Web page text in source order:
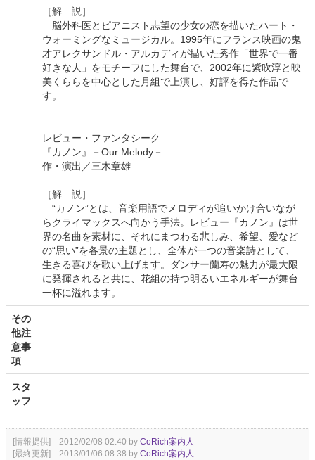
［解 説］
脳外科医とピアニスト志望の少女の恋を描いたハート・
ウォーミングなミュージカル。1995年にフランス映画の鬼
才アレクサンドル・アルカディが描いた秀作「世界で一番
好きな人」をモチーフにした舞台で、2002年に紫吹淳と映
美くららを中心とした月組で上演し、好評を得た作品で
す。
レビュー・ファンタシーク
『カノン』－Our Melody－
作・演出／三木章雄
［解 説］
“カノン”とは、音楽用語でメロディが追いかけ合いなが
らクライマックスへ向かう手法。レビュー『カノン』は世
界の名曲を素材に、それにまつわる悲しみ、希望、愛など
の“思い”を各景の主題とし、全体が一つの音楽詩として、
生きる喜びを歌い上げます。ダンサー蘭寿の魅力が最大限
に発揮されると共に、花組の持つ明るいエネルギーが舞台
一杯に溢れます。
その
他注
意事
項
スタ
ッフ
[情報提供] 2012/02/08 02:40 by CoRich案内人
[最終更新] 2013/01/06 08:38 by CoRich案内人